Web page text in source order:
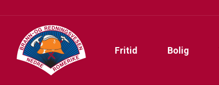
Fritid Bolig